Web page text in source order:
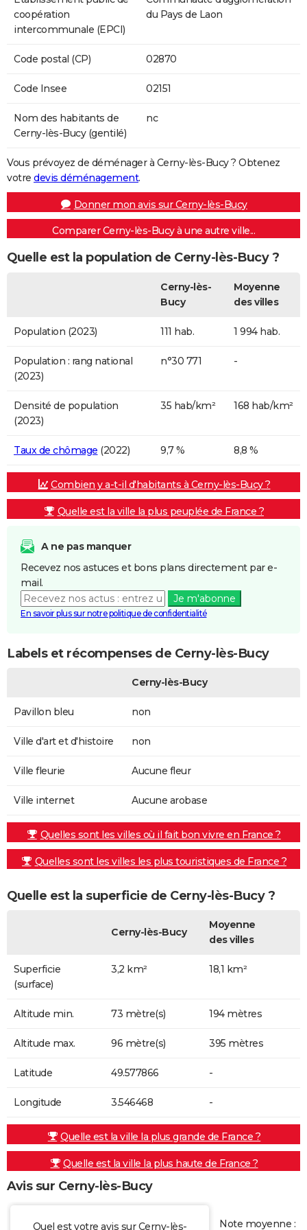
coopération
intercommunale (EPCI)
du Pays de Laon
Code postal (CP) 02870
Code Insee 02151
Nom des habitants de
Cerny-lès-Bucy (gentilé)
nc
Vous prévoyez de déménager à Cerny-lès-Bucy ? Obtenez
votre devis déménagement.
Donner mon avis sur Cerny-lès-Bucy
Comparer Cerny-lès-Bucy à une autre ville...
Quelle est la population de Cerny-lès-Bucy ?
Cerny-lès-
Bucy
Moyenne
des villes
Population (2023) 111 hab. 1 994 hab.
Population : rang national
(2023)
n°30 771 -
Densité de population
(2023)
35 hab/km² 168 hab/km²
Taux de chômage (2022) 9,7 % 8,8 %
Combien y a-t-il d'habitants à Cerny-lès-Bucy ?
Quelle est la ville la plus peuplée de France ?
A ne pas manquer
Recevez nos astuces et bons plans directement par e-
mail.
Je m'abonne
En savoir plus sur notre politique de confidentialité
Labels et récompenses de Cerny-lès-Bucy
Cerny-lès-Bucy
Pavillon bleu non
Ville d'art et d'histoire non
Ville fleurie Aucune fleur
Ville internet Aucune arobase
Quelles sont les villes où il fait bon vivre en France ?
Quelles sont les villes les plus touristiques de France ?
Quelle est la superficie de Cerny-lès-Bucy ?
Cerny-lès-Bucy
Moyenne
des villes
Superficie
(surface)
3,2 km² 18,1 km²
Altitude min. 73 mètre(s) 194 mètres
Altitude max. 96 mètre(s) 395 mètres
Latitude 49.577866 -
Longitude 3.546468 -
Quelle est la ville la plus grande de France ?
Quelle est la ville la plus haute de France ?
Avis sur Cerny-lès-Bucy
Quel est votre avis sur Cerny-lès- Note moyenne :